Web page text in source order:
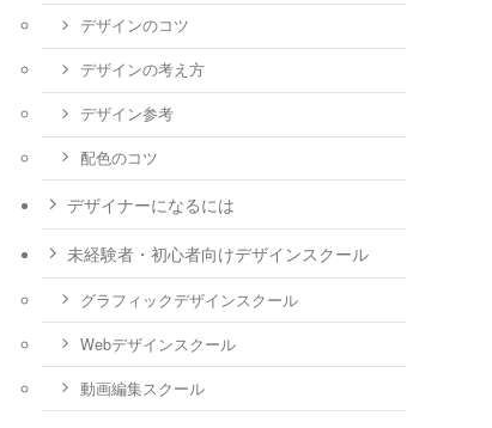
デザインのコツ
デザインの考え方
デザイン参考
配色のコツ
デザイナーになるには
未経験者・初心者向けデザインスクール
グラフィックデザインスクール
Webデザインスクール
動画編集スクール